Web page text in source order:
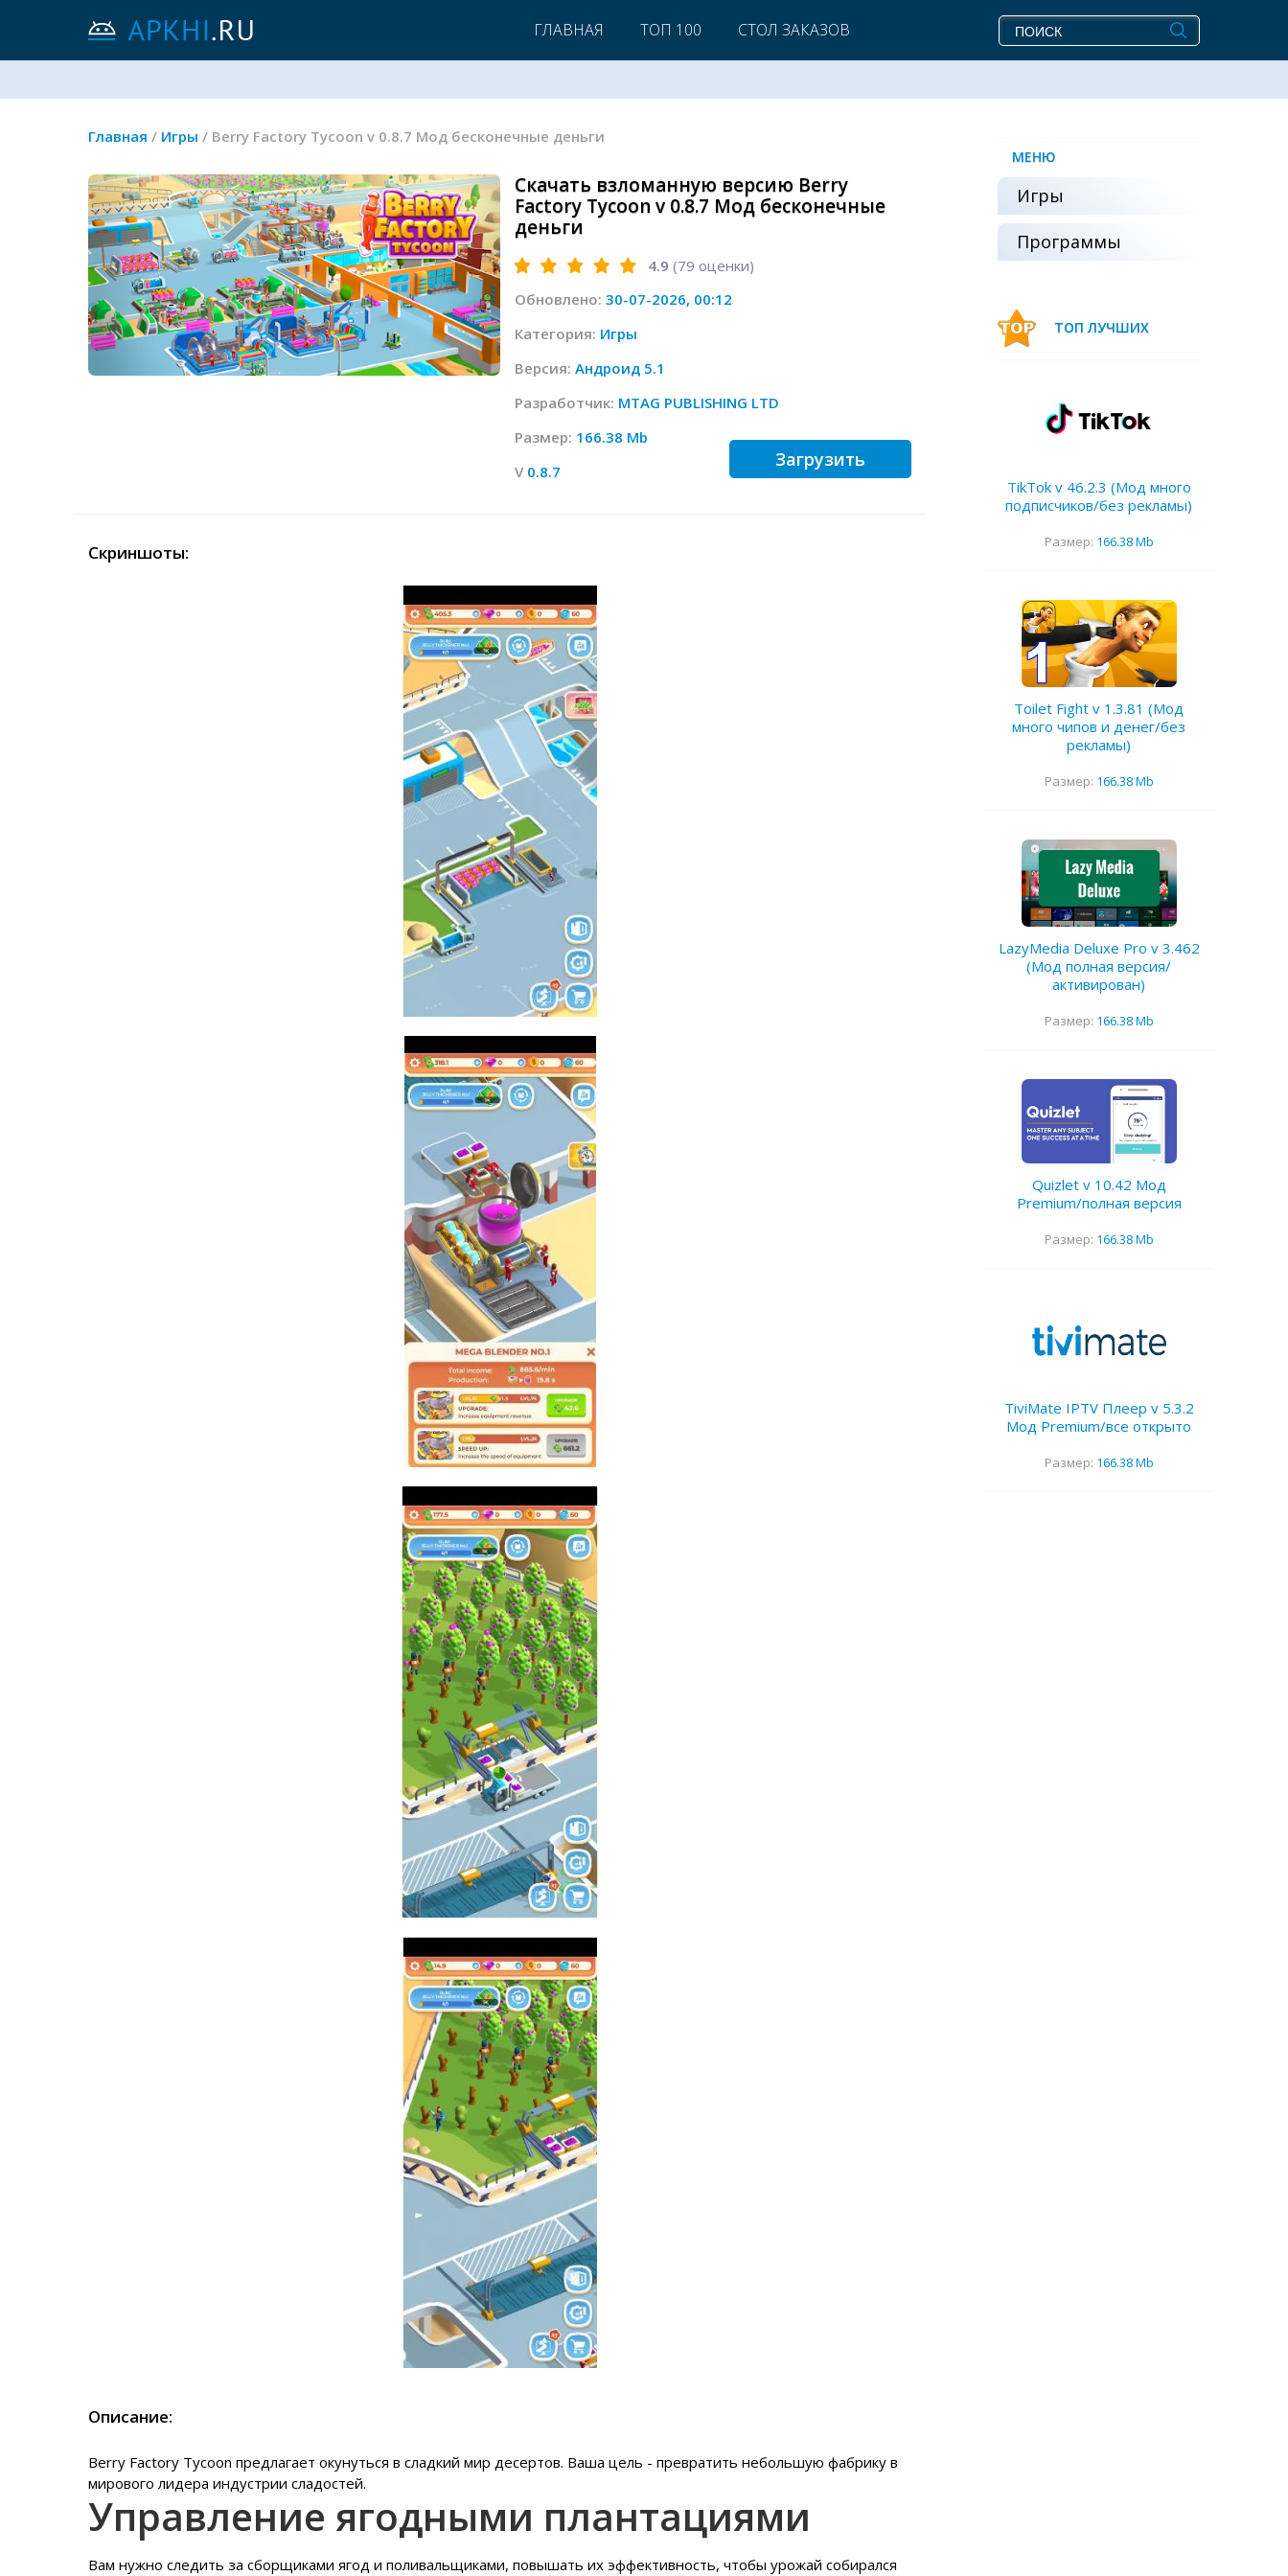
ГЛАВНАЯ ТОП 100 СТОЛ ЗАКАЗОВ
Главная / Игры / Berry Factory Tycoon v 0.8.7 Мод бесконечные деньги
Скачать взломанную версию Berry
Factory Tycoon v 0.8.7 Мод бесконечные
деньги
4.9 (79 оценки)
Обновлено: 30-07-2026, 00:12
Категория: Игры
Версия: Андроид 5.1
Разработчик: MTAG PUBLISHING LTD
Размер: 166.38 Mb
V 0.8.7
Загрузить
Скриншоты:
Описание:
Berry Factory Tycoon предлагает окунуться в сладкий мир десертов. Ваша цель - превратить небольшую фабрику в
мирового лидера индустрии сладостей.
Управление ягодными плантациями
Вам нужно следить за сборщиками ягод и поливальщиками, повышать их эффективность, чтобы урожай собирался
МЕНЮ
Игры
Программы
ТОП ЛУЧШИХ
TikTok v 46.2.3 (Мод много
подписчиков/без рекламы)
Размер: 166.38 Mb
Toilet Fight v 1.3.81 (Мод
много чипов и денег/без
рекламы)
Размер: 166.38 Mb
LazyMedia Deluxe Pro v 3.462
(Мод полная версия/
активирован)
Размер: 166.38 Mb
Quizlet v 10.42 Мод
Premium/полная версия
Размер: 166.38 Mb
TiviMate IPTV Плеер v 5.3.2
Мод Premium/все открыто
Размер: 166.38 Mb